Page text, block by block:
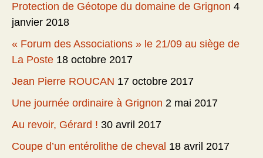
Protection de Géotope du domaine de Grignon 4
janvier 2018
« Forum des Associations » le 21/09 au siège de
La Poste 18 octobre 2017
Jean Pierre ROUCAN 17 octobre 2017
Une journée ordinaire à Grignon 2 mai 2017
Au revoir, Gérard ! 30 avril 2017
Coupe d’un entérolithe de cheval 18 avril 2017